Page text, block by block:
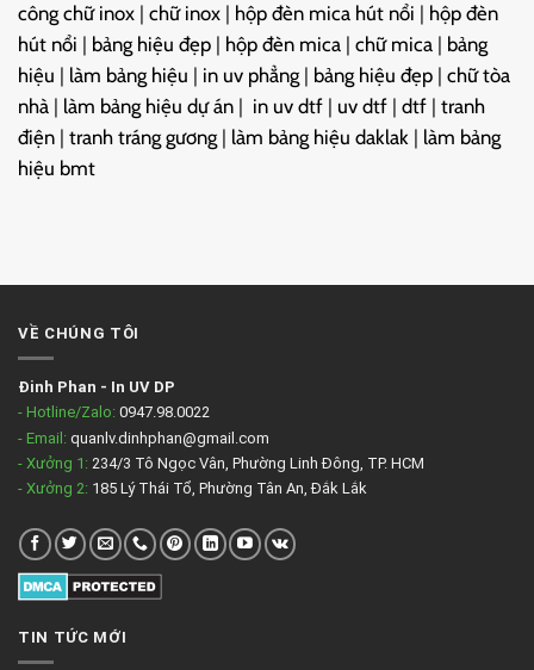
công chữ inox | chữ inox | hộp đèn mica hút nổi | hộp đèn
hút nổi | bảng hiệu đẹp | hộp đèn mica | chữ mica | bảng
hiệu | làm bảng hiệu | in uv phẳng | bảng hiệu đẹp | chữ tòa
nhà | làm bảng hiệu dự án | in uv dtf | uv dtf | dtf | tranh
điện | tranh tráng gương | làm bảng hiệu daklak | làm bảng
hiệu bmt
VỀ CHÚNG TÔI
Đinh Phan - In UV DP
- Hotline/Zalo: 0947.98.0022
- Email: quanlv.dinhphan@gmail.com
- Xưởng 1: 234/3 Tô Ngọc Vân, Phường Linh Đông, TP. HCM
- Xưởng 2: 185 Lý Thái Tổ, Phường Tân An, Đắk Lắk
TIN TỨC MỚI